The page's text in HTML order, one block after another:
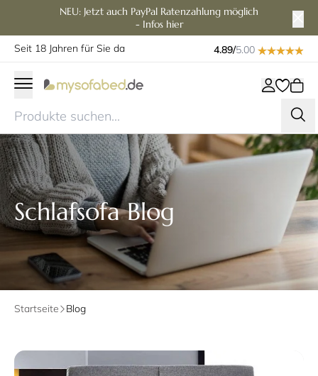
NEU: Jetzt auch PayPal Ratenzahlung möglich
- Infos hier
Seit 18 Jahren für Sie da
4.89/5.00
Schlafsofa Blog
Startseite Blog